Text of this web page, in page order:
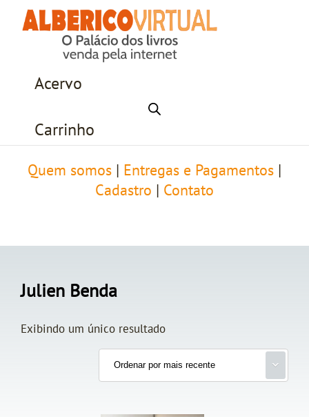
Acervo
Carrinho
Quem somos Entregas e Pagamentos
Cadastro
Contato
Julien Benda
Exibindo um único resultado